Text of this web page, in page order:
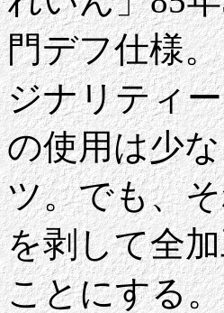
門デフ仕様
ジナリティ
の使用は少
ツ。でも、
を剥して全
ことにする